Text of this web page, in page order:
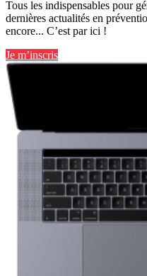
Tous les indispensables pour
dernières actualités en
encore... C’est par ici !
Je m’inscris